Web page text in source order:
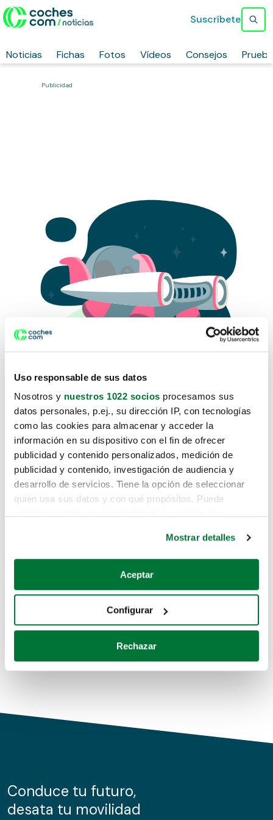
Uso responsable de sus datos
Nosotros y nuestros 1022 socios procesamos sus
datos personales, p.ej., su dirección IP, con tecnologías
como las cookies para almacenar y acceder la
información en su dispositivo con el fin de ofrecer
publicidad y contenido personalizados, medición de
publicidad y contenido, investigación de audiencia y
desarrollo de servicios. Tiene la opción de seleccionar
quién usa sus datos y con qué propósitos. Puede
Si lo permite, también quisiéramos:
Recopilar información sobre su ubicación geográfica
Identificar su dispositivo analizándolo activamente
para buscar características específicas (huellas
Obtenga más información sobre cómo se procesan sus
de cookies.
información sobre el uso que haga del sitio web con
nuestros partners de redes sociales, publicidad y análisis
Mostrar detalles
Aceptar
Configurar
Rechazar
Noticias Fichas Fotos Vídeos Consejos
Suscríbete
Publicidad
Lo sentimos, no sabemos como
te hemos traido hasta aquí.
Pero puedes encontrar el coche que estás
buscando en alguno de estos enlaces:
Coches de segunda mano
Coches de km0
Conduce tu futuro,
desata tu movilidad